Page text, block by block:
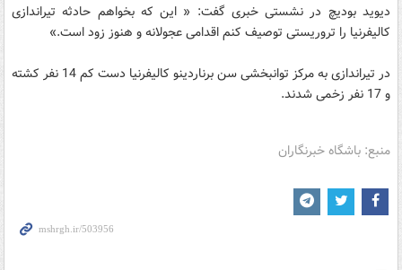
دیوید بودیچ در نشستی خبری گفت: « این که بخواهم حادثه تیراندازی
کالیفرنیا را تروریستی توصیف کنم اقدامی عجولانه و هنوز زود است.»
در تیراندازی به مرکز توانبخشی سن برناردینو کالیفرنیا دست کم 14 نفر کشته
و 17 نفر زخمی شدند.
منبع: باشگاه خبرنگاران